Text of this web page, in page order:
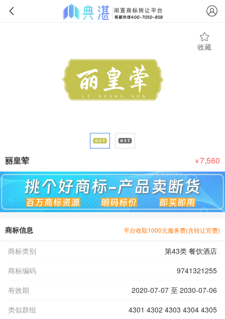
收藏
丽皇荤 ￥7,560
商标信息 平台收取1000元服务费(含转让官费)
商标类别
第43类 餐饮酒店
商标编码
9741321255
有效期
2020-07-07 至 2030-07-06
类似群组
4301 4302 4303 4304 4305